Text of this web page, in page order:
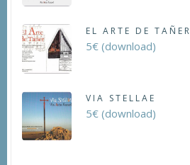
EL ARTE DE TAÑER
5€ (download)
VIA STELLAE
5€ (download)